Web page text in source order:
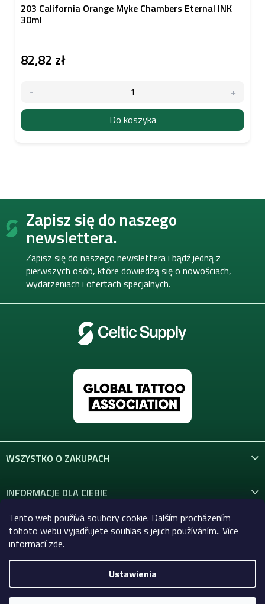
Tento web používá soubory cookie. Dalším procházením
tohoto webu vyjadřujete souhlas s jejich používáním.. Více
informacízde.
Ustawienia
203 California Orange Myke Chambers Eternal INK
30ml
82,82 zł
Do koszyka
S
Zapisz się do naszego
newslettera.
Zapisz się do naszego newslettera i bądź jedną z
pierwszych osób, które dowiedzą się o nowościach,
wydarzeniach i ofertach specjalnych.
WSZYSTKO O ZAKUPACH
INFORMACJE DLA CIEBIE
KONTAKT
Copyright 2026Celtic-Supply.pl | Wszystko do tatuaży i